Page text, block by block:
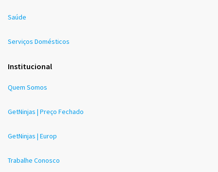
Saúde
Serviços Domésticos
Institucional
Quem Somos
GetNinjas | Preço Fechado
GetNinjas | Europ
Trabalhe Conosco